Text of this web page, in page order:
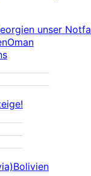
unser
Oman
Bolivien